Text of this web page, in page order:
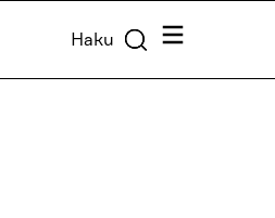
Haku Valikko